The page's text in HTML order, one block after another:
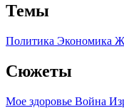
Темы
Политика Экономика
Сюжеты
Мое здоровье Война